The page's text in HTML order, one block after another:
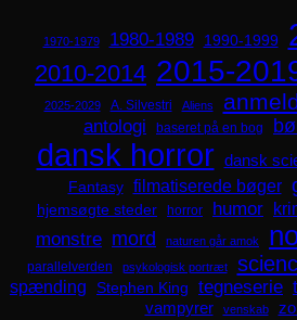
1970-1979 1980-1989 1990-1999
2010-2014 2015-
2025-2029 A. Silvestri Aliens
antologi baseret på en bog
dansk horror dansk
Fantasy filmatiserede bøger
hjemsøgte steder
horror humor
monstre mord naturen går amok
parallelverden psykologisk portræt
spænding Stephen King tegneserie
vampyrer venskab